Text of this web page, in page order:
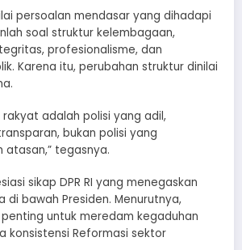
persoalan mendasar yang dihadapi
soal struktur kelembagaan,
profesionalisme, dan
Karena itu, perubahan struktur dinilai
rakyat adalah polisi yang adil,
bukan polisi yang
tegasnya.
sikap DPR RI yang menegaskan
di bawah Presiden. Menurutnya,
untuk meredam kegaduhan
konsistensi Reformasi sektor